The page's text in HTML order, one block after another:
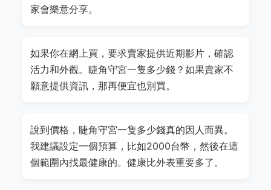
家會樂意分享。
如果你在網上買，要求賣家提供近期影片，確認
活力和外觀。睫角守宮一隻多少錢？如果賣家不
願意提供資訊，那再便宜也別買。
說到價格，睫角守宮一隻多少錢真的因人而異。
我建議設定一個預算，比如2000台幣，然後在這
個範圍內找最健康的。健康比外表重要多了。